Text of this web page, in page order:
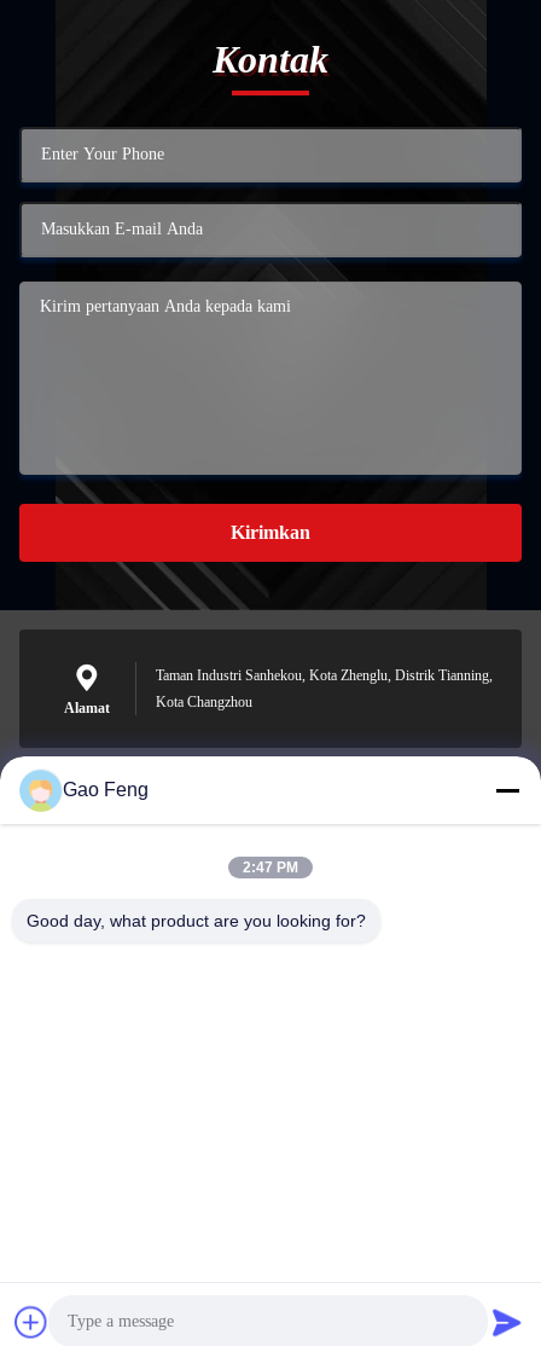
Dapatkan Harga Terbaik
Kontak
Kirimkan
Alamat
Taman Industri Sanhekou, Kota Zhenglu, Distrik Tianning,
Kota Changzhou
suli@sulidry.com
Changzhou Su Li drying equipment Co., Ltd.
Gao Feng
2:47 PM
Good day, what product are you looking for?